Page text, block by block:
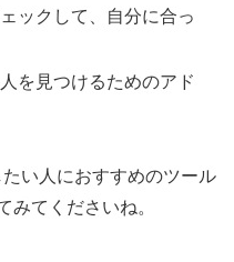
ックして、自分に合っ
を見つけるためのアド
い人におすすめのツール
みてくださいね。